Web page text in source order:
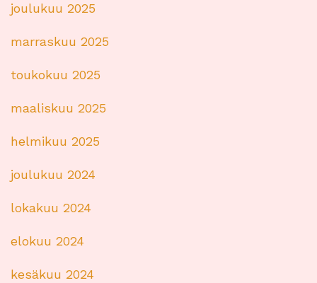
joulukuu 2025
marraskuu 2025
toukokuu 2025
maaliskuu 2025
helmikuu 2025
joulukuu 2024
lokakuu 2024
elokuu 2024
kesäkuu 2024